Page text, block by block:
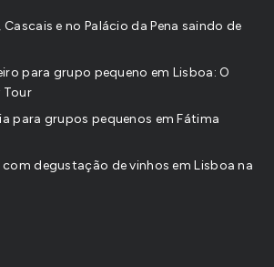
e no Palácio da Pena saindo de
para grupo pequeno em Lisboa: O
para grupos pequenos em Fátima
degustação de vinhos em Lisboa na